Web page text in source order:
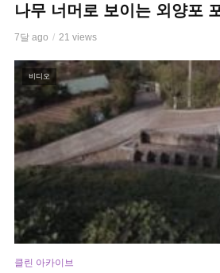
나무 너머로 보이는 외양포
7달 ago 21 views
비디오
클린 아카이브